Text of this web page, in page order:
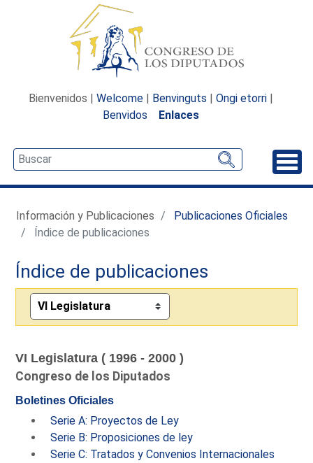
Bienvenidos | Welcome | Benvinguts | Ongi etorri |
Benvidos
Enlaces
Información y Publicaciones
Publicaciones Oficiales
Índice de publicaciones
Índice de publicaciones
VI Legislatura ( 1996 - 2000 )
Congreso de los Diputados
Boletines Oficiales
Serie A: Proyectos de Ley
Serie B: Proposiciones de ley
Serie C: Tratados y Convenios Internacionales